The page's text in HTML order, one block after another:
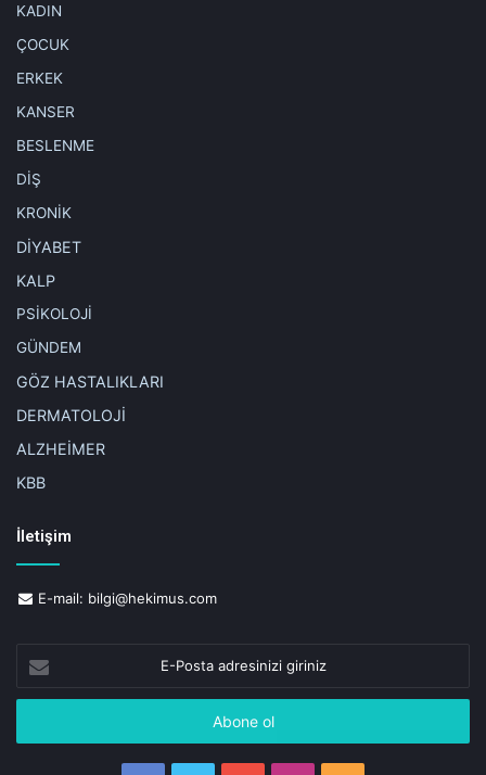
KADIN
ÇOCUK
ERKEK
KANSER
BESLENME
DİŞ
KRONİK
DİYABET
KALP
PSİKOLOJİ
GÜNDEM
GÖZ HASTALIKLARI
DERMATOLOJİ
ALZHEİMER
KBB
İletişim
E-mail: bilgi@hekimus.com
Posta
adresinizi